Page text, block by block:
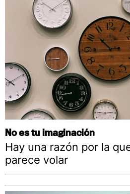
No es tu imaginación
Hay una razón por la
parece volar